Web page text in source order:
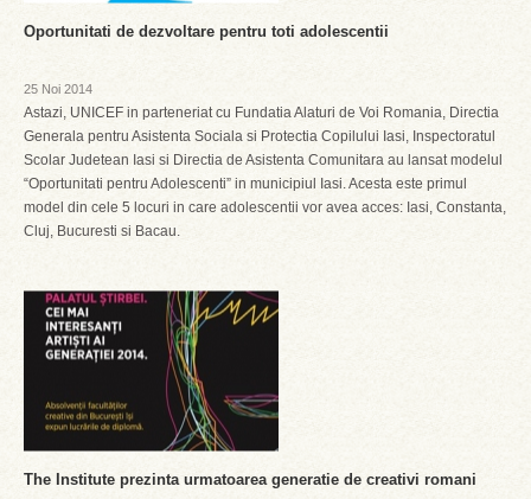
Oportunitati de dezvoltare pentru toti adolescentii
25 Noi 2014
Astazi, UNICEF in parteneriat cu Fundatia Alaturi de Voi Romania, Directia
Generala pentru Asistenta Sociala si Protectia Copilului Iasi, Inspectoratul
Scolar Judetean Iasi si Directia de Asistenta Comunitara au lansat modelul
“Oportunitati pentru Adolescenti” in municipiul Iasi. Acesta este primul
model din cele 5 locuri in care adolescentii vor avea acces: Iasi, Constanta,
Cluj, Bucuresti si Bacau.
The Institute prezinta urmatoarea generatie de creativi romani